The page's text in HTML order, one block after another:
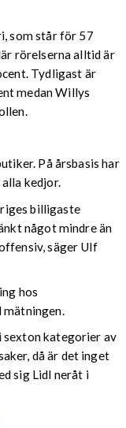
som står för 57
rörelserna alltid är
Tydligast är
medan Willys
På årsbasis har
kedjor.
billigaste
något mindre än
säger Ulf
hos
mätningen.
sexton kategorier av
då är det inget
sig Lidl neråt i